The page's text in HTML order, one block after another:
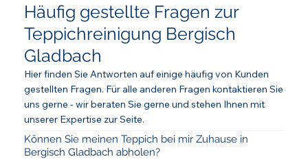
Häufig gestellte Fragen zur
Teppichreinigung Bergisch
Gladbach
Hier finden Sie Antworten auf einige häufig von Kunden
gestellten Fragen. Für alle anderen Fragen kontaktieren Sie
uns gerne - wir beraten Sie gerne und stehen Ihnen mit
unserer Expertise zur Seite.
Können Sie meinen Teppich bei mir Zuhause in
Bergisch Gladbach abholen?